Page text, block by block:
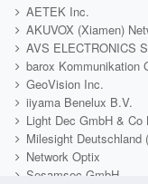
AETEK Inc.
AKUVOX (Xiamen)
AVS ELECTRONICS
barox Kommunikation
GeoVision Inc.
iiyama Benelux B.V.
Light Dec GmbH & Co
Milesight Deutschland
Network Optix
Sesamsec GmbH